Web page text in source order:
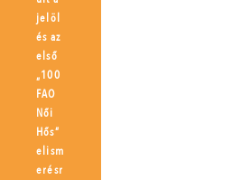
jelöl
és az
első
„100
FAO
Női
Hős”
elism
erésr